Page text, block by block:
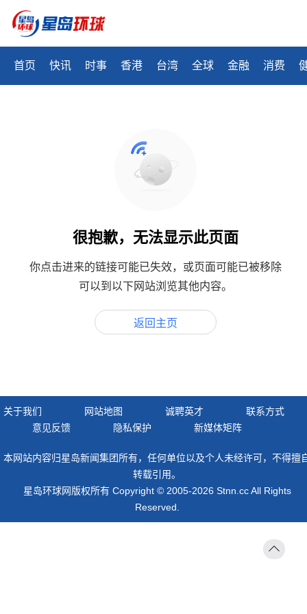
首页 快讯 时事 香港 台湾 全球 金融 消费
很抱歉，无法显示此页面
你点击进来的链接可能已失效，或页面可能已被移除
可以到以下网站浏览其他内容。
返回主页
关于我们 网站地图 诚聘英才
联系方式
意见反馈
隐私保护 新媒体矩阵
本网站内容归星岛新闻集团所有，任何单位以及个人未经许可，不得擅
转载引用。
星岛环球网版权所有 Copyright © 2005-2026 Stnn.cc All Rights
Reserved.